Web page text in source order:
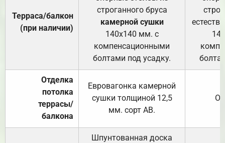
Терраса/балкон
(при наличии)
строганного бруса
камерной сушки
140х140 мм. с
компенсационными
болтами под усадку.
Отделка
потолка
террасы/
балкона
Евровагонка камерной
сушки толщиной 12,5
мм. сорт АВ.
Шпунтованная доска